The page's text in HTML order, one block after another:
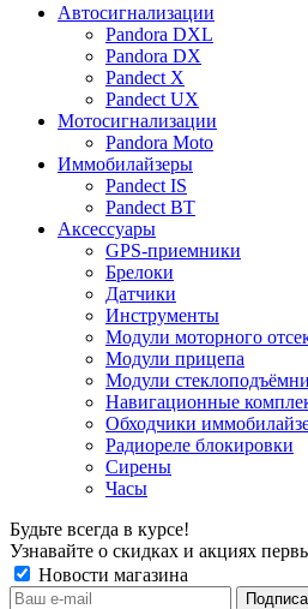
Автосигнализации
Pandora DXL
Pandora DX
Pandect X
Pandect UX
Мотосигнализации
Pandora Moto
Иммобилайзеры
Pandect IS
Pandect BT
Аксессуары
GPS-приемники
Брелоки
Датчики
Инструменты
Модули моторного
Модули прицепа
Модули
Навигационные
Обходчики
Радиореле блокировки
Сирены
Часы
Будьте всегда в курсе!
Узнавайте о скидках и акциях
Новости магазина